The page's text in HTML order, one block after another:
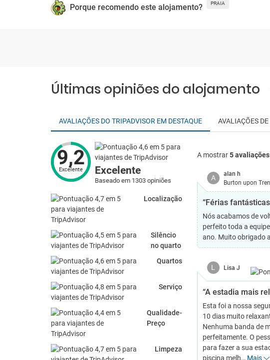
Porque recomendo este alojamento? PRAIA
Últimas opiniões do alojamento
AVALIAÇÕES DO TRIPADVISOR EM DESTAQUE AVALIAÇÕES
9,2
Excelente Excelente
Baseado em 1303 opiniões
Localização
Silêncio
no quarto
Quartos
Serviço
Qualidade-
Preço
Limpeza
A mostrar5
A
alan h
Burton upon
“Férias
Nós acabamos de
perfeito toda a
ano. Muito obrigado
L Lisa J
“A estadia mais
Esta foi a nossa
10 dias muito
Nenhuma banda de
perfeitamente. O
para fazer a sua
piscina melh… Mais